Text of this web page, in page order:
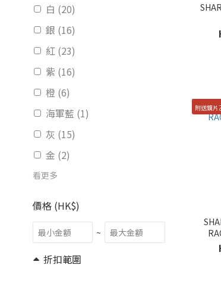
白 (20)
銀 (16)
紅 (23)
紫 (16)
橙 (6)
海軍藍 (1)
灰 (15)
金 (2)
看更多
價格 (HK$)
~
折扣範圍
附送鏡片